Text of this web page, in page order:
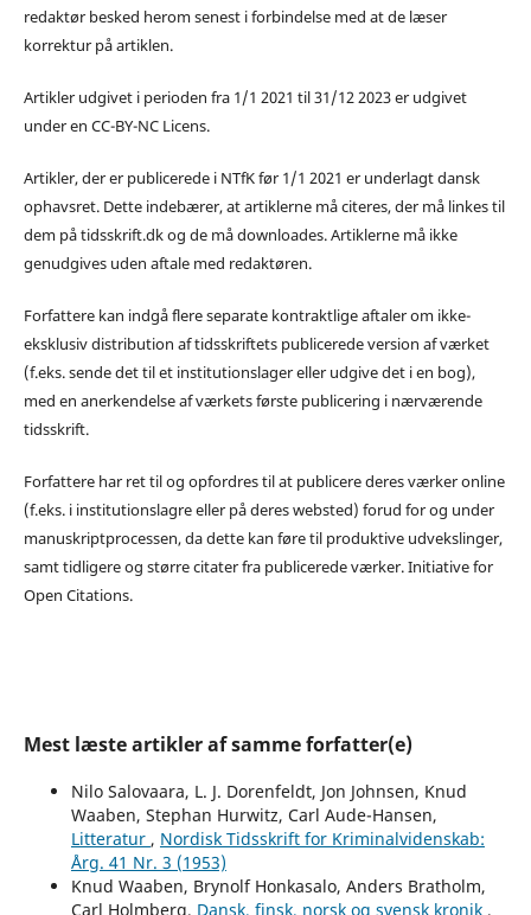
redaktør besked herom senest i forbindelse med at de læser
korrektur på artiklen.
Artikler udgivet i perioden fra 1/1 2021 til 31/12 2023 er udgivet
under en CC-BY-NC Licens.
Artikler, der er publicerede i NTfK før 1/1 2021 er underlagt dansk
ophavsret. Dette indebærer, at artiklerne må citeres, der må linkes til
dem på tidsskrift.dk og de må downloades. Artiklerne må ikke
genudgives uden aftale med redaktøren.
Forfattere kan indgå flere separate kontraktlige aftaler om ikke-
eksklusiv distribution af tidsskriftets publicerede version af værket
(f.eks. sende det til et institutionslager eller udgive det i en bog),
med en anerkendelse af værkets første publicering i nærværende
tidsskrift.
Forfattere har ret til og opfordres til at publicere deres værker online
(f.eks. i institutionslagre eller på deres websted) forud for og under
manuskriptprocessen, da dette kan føre til produktive udvekslinger,
samt tidligere og større citater fra publicerede værker. Initiative for
Open Citations.
Mest læste artikler af samme forfatter(e)
Nilo Salovaara, L. J. Dorenfeldt, Jon Johnsen, Knud
Waaben, Stephan Hurwitz, Carl Aude-Hansen,
Litteratur , Nordisk Tidsskrift for Kriminalvidenskab:
Årg. 41 Nr. 3 (1953)
Knud Waaben, Brynolf Honkasalo, Anders Bratholm,
Carl Holmberg, Dansk, finsk, norsk og svensk kronik ,